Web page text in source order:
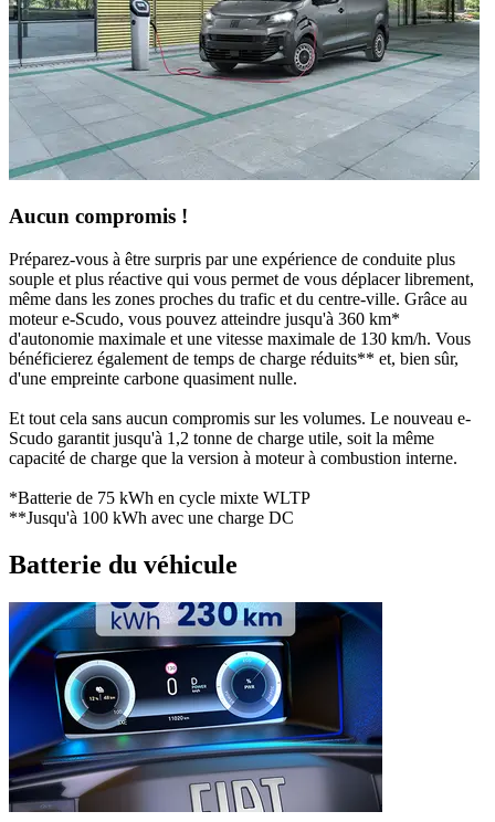
Aucun compromis !
Préparez-vous à être surpris par une expérience de conduite plus
souple et plus réactive qui vous permet de vous déplacer librement,
même dans les zones proches du trafic et du centre-ville. Grâce au
moteur e-Scudo, vous pouvez atteindre jusqu'à 360 km*
d'autonomie maximale et une vitesse maximale de 130 km/h. Vous
bénéficierez également de temps de charge réduits** et, bien sûr,
d'une empreinte carbone quasiment nulle.
Et tout cela sans aucun compromis sur les volumes. Le nouveau e-
Scudo garantit jusqu'à 1,2 tonne de charge utile, soit la même
capacité de charge que la version à moteur à combustion interne.
*Batterie de 75 kWh en cycle mixte WLTP
**Jusqu'à 100 kWh avec une charge DC
Batterie du véhicule